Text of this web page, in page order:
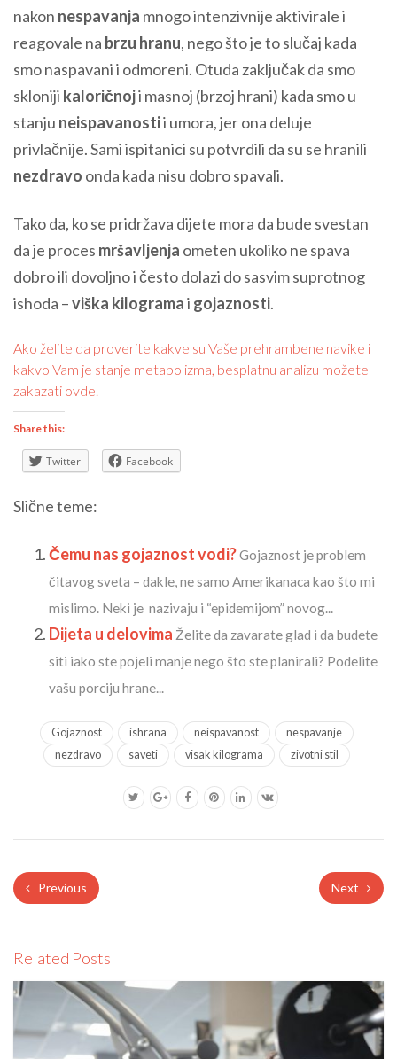
nakon nespavanja mnogo intenzivnije aktivirale i
reagovale na brzu hranu, nego što je to slučaj kada
smo naspavani i odmoreni. Otuda zaključak da smo
skloniji kaloričnoji masnoj (brzoj hrani) kada smo u
stanju neispavanostii umora, jer ona deluje
privlačnije. Sami ispitanici su potvrdili da su se hranili
nezdravo onda kada nisu dobro spavali.
Tako da, ko se pridržava dijete mora da bude svestan
da je proces mršavljenja ometen ukoliko ne spava
dobro ili dovoljno i često dolazi do sasvim suprotnog
ishoda –viška kilogramai gojaznosti.
Ako želite da proverite kakve su Vaše prehrambene navike i
kakvo Vam je stanje metabolizma, besplatnu analizu možete
zakazati ovde
Share this:
Twitter Facebook
Slične teme:
Čemu nas gojaznost vodi?Gojaznost je problem
čitavog sveta – dakle, ne samo Amerikanaca kao što mi
mislimo. Neki je nazivaju i “epidemijom” novog...
Dijeta u delovima Želite da zavarate glad i da budete
siti iako ste pojeli manje nego što ste planirali? Podelite
vašu porciju hrane...
Gojaznost ishrana neispavanost
nespavanje
nezdravo
saveti visak kilograma zivotni stil
Previous Next
Related Posts